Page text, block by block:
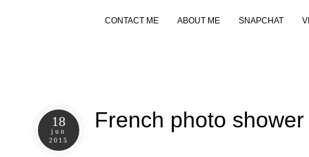
CONTACT ME ABOUT ME SNAPCHAT
18
jun
2015
French photo